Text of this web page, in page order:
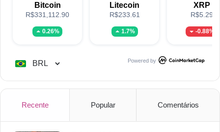
Bitcoin
R$331,112.90
0.26%
Litecoin
R$233.61
1.7%
XRP
R$5.29
-0.88%
Powered by
Recente Popular Comentários